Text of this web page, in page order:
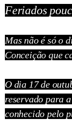
Feriados
Mas não é só o
Conceição que
O dia 17 de
reservado para
conhecido pelo